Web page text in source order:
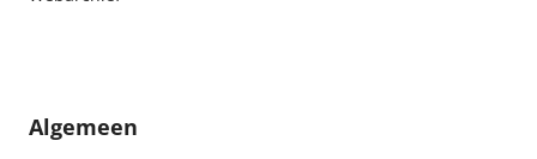
Algemeen